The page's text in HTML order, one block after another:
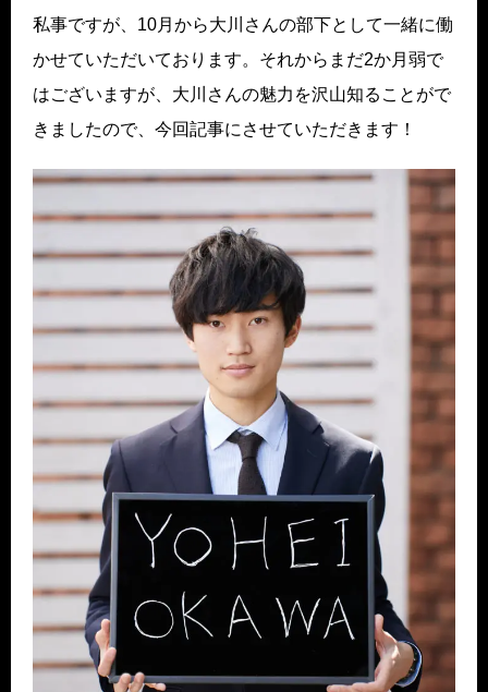
私事ですが、10月から大川さんの部下として一緒に働
かせていただいております。それからまだ2か月弱で
はございますが、大川さんの魅力を沢山知ることがで
きましたので、今回記事にさせていただきます！